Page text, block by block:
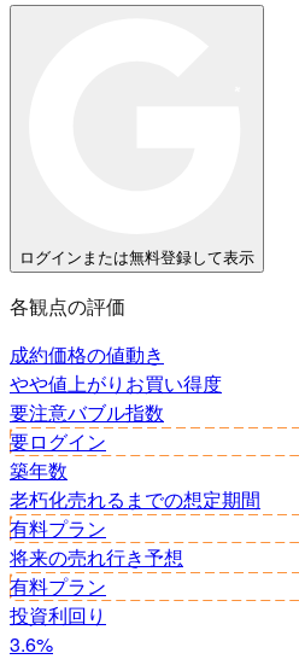
ログインまたは無料登録して表示
各観点の評価
成約価格の値動き
やや値上がり お買い得度
要注意バブル指数
要ログイン
築年数
老朽化売れるまでの想定期間
有料プラン
将来の売れ行き予想
有料プラン
投資利回り
3.6%